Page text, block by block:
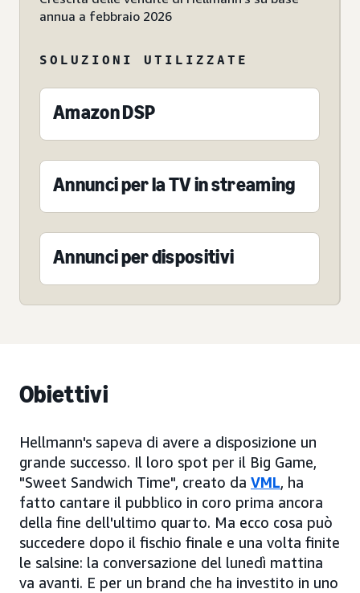
annua a febbraio 2026
SOLUZIONI UTILIZZATE
Amazon DSP
Annunci per la TV in streaming
Annunci per dispositivi
Obiettivi
Hellmann's sapeva di avere a disposizione un
grande successo. Il loro spot per il Big Game,
"Sweet Sandwich Time", creato da VML, ha
fatto cantare il pubblico in coro prima ancora
della fine dell'ultimo quarto. Ma ecco cosa può
succedere dopo il fischio finale e una volta finite
le salsine: la conversazione del lunedì mattina
va avanti. E per un brand che ha investito in uno